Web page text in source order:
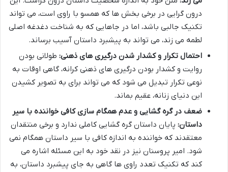
درون گرایی در برخی بخش ها که همسو با راوی است، می تواند
تکنیک جالبی باشد، اما در جاهایی که به شناخت دغدغه اصلی
لطمه می زند، می تواند به پیشبرد داستان آسیب برساند.
احتمال تکرار و کشدار شدن درگیری های ذهنی: طولانی بودن
روایت و کشدار بودن درگیری های ذهنی کرانه، گاهی اوقات به
نوعی تکرار تبدیل می شود که می تواند برای به تصویر کشیدن
این دنیای زنانه، عقیم بماند.
ضعف در گره گشایی و عدم همگام سازی کافی خواننده با سیر
داستان: پایان داستان گره گشایی کاملی ندارد و برخی منتقدان
معتقدند که خواننده به اندازه کافی با سیر داستان همگام نمی
شود. امیر پروسنان نیز در نقد خود به این مسئله اشاره می
کند که تکنیک تعدد راوی ها گاهی به جای پیشبرد داستان، به